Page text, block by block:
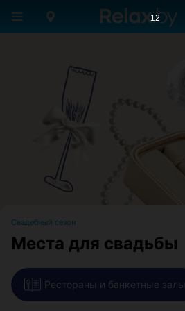
Свадебный сезон
Места для свадьбы
Рестораны и банкетные залы
12